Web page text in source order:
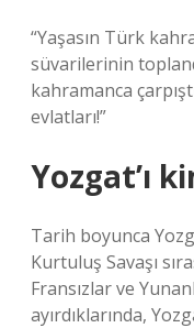
“Yaşasın Türk
süvarilerinin
kahramanca
evlatları!”
Yozgat’ı
Tarih boyunca
Kurtuluş Savaşı
Fransızlar ve
ayırdıklarında,